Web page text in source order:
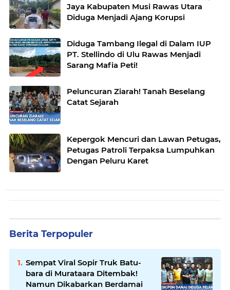
Jaya Kabupaten Musi Rawas Utara
Diduga Menjadi Ajang Korupsi
Diduga Tambang Ilegal di Dalam IUP
PT. Stellindo di Ulu Rawas Menjadi
Sarang Mafia Peti!
Peluncuran Ziarah! Tanah Beselang
Catat Sejarah
Kepergok Mencuri dan Lawan Petugas,
Petugas Patroli Terpaksa Lumpuhkan
Dengan Peluru Karet
Berita Terpopuler
Sempat Viral Sopir Truk Batu-
bara di Murataara Ditembak!
Namun Dikabarkan Berdamai